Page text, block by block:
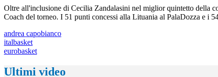
Oltre all'inclusione di Cecilia Zandalasini nel miglior quintetto della
Coach del torneo. I 51 punti concessi alla Lituania al PalaDozza e i
andrea capobianco
italbasket
eurobasket
Ultimi video